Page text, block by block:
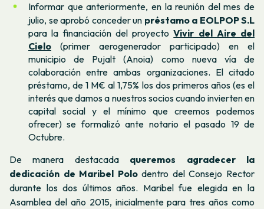
Informar que anteriormente, en la reunión del mes de
julio, se aprobó conceder un préstamo a EOLPOP S.L
para la financiación del proyectoVivir del Aire del
Cielo (primer aerogenerador participado) en el
municipio de Pujalt (Anoia) como nueva vía de
colaboración entre ambas organizaciones. El citado
préstamo, de 1 M€ al 1,75% los dos primeros años (es el
interés que damos a nuestros socios cuando invierten en
capital social y el mínimo que creemos podemos
ofrecer) se formalizó ante notario el pasado 19 de
Octubre.
De manera destacada queremos agradecer la
dedicación de Maribel Polodentro del Consejo Rector
durante los dos últimos años. Maribel fue elegida en la
Asamblea del año 2015, inicialmente para tres años como